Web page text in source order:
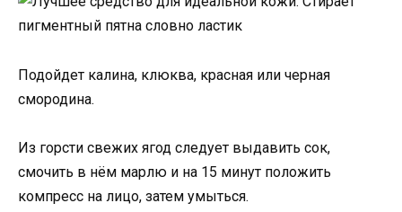
Подойдет калина, клюква, красная или черная
смородина.
Из горсти свежих ягод следует выдавить сок,
смочить в нём марлю и на 15 минут положить
компресс на лицо, затем умыться.